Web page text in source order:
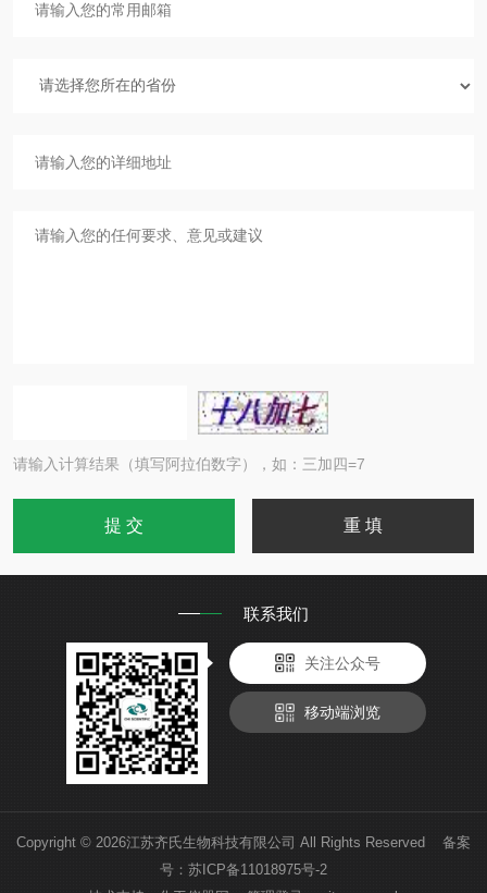
请输入计算结果（填写阿拉伯数字），如：三加四=7
联系我们
关注公众号
移动端浏览
Copyright © 2026江苏齐氏生物科技有限公司 All Rights Reserved 备案
号： 苏ICP备11018975号-2